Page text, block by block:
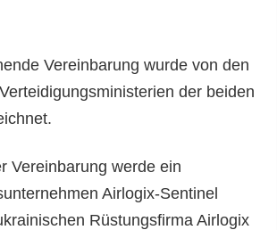
Abonnement
Fotobank
Vereinbarung wurde von den
der beiden
Vereinbarung werde ein
Airlogix-Sentinel
Rüstungsfirma Airlogix